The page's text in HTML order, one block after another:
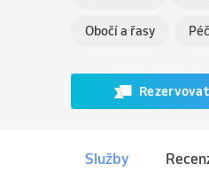
Obočí a řasy
Služby